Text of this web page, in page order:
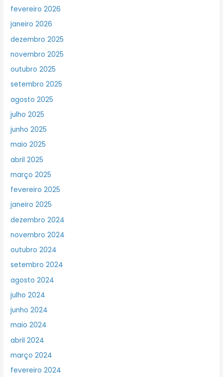
fevereiro 2026
janeiro 2026
dezembro 2025
novembro 2025
outubro 2025
setembro 2025
agosto 2025
julho 2025
junho 2025
maio 2025
abril 2025
março 2025
fevereiro 2025
janeiro 2025
dezembro 2024
novembro 2024
outubro 2024
setembro 2024
agosto 2024
julho 2024
junho 2024
maio 2024
abril 2024
março 2024
fevereiro 2024